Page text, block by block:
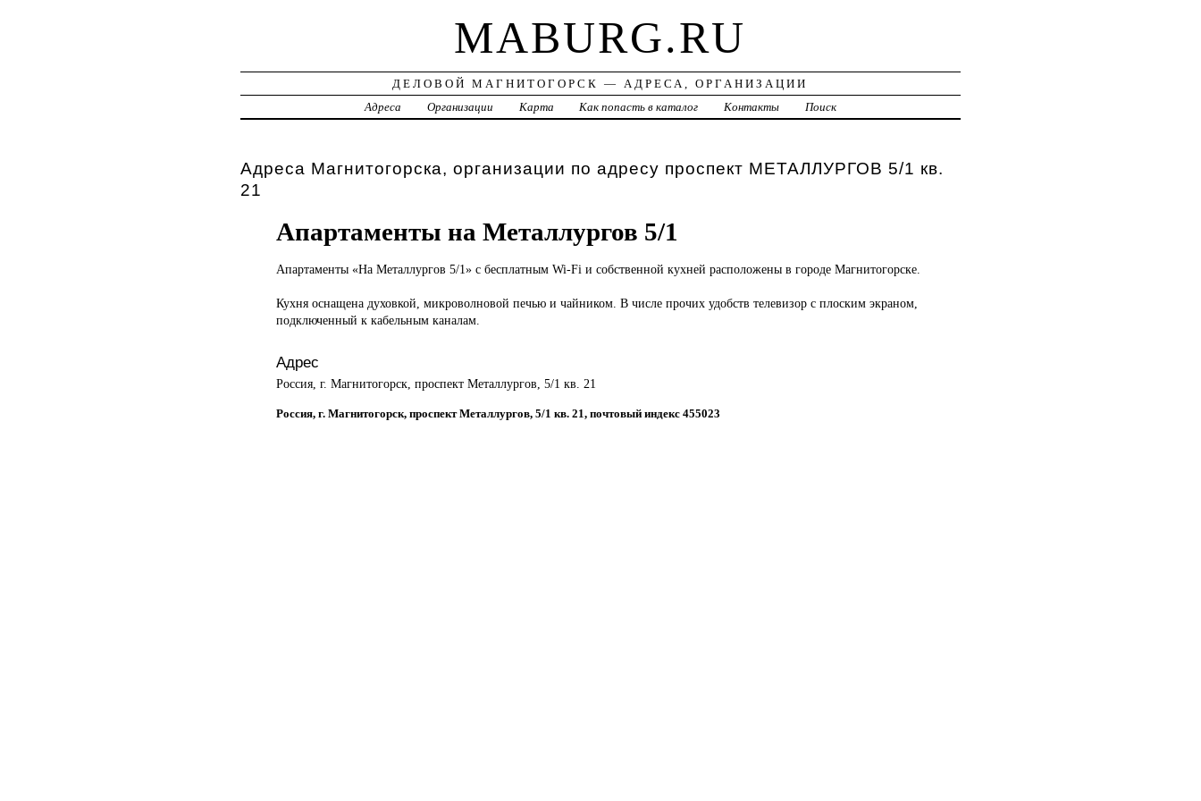
MABURG.RU
ДЕЛОВОЙ МАГНИТОГОРСК — АДРЕСА, ОРГАНИЗАЦИИ
Адреса
Организации Карта Как попасть в каталог Контакты Поиск
Адреса Магнитогорска, организации по адресу проспект МЕТАЛЛУРГОВ 5/1 кв.
21
Апартаменты на Металлургов 5/1
Апартаменты «На Металлургов 5/1» с бесплатным Wi-Fi и собственной кухней расположены в городе Магнитогорске.
Кухня оснащена духовкой, микроволновой печью и чайником. В числе прочих удобств телевизор с плоским экраном,
подключенный к кабельным каналам.
Адрес
Россия, г. Магнитогорск, проспект Металлургов, 5/1 кв. 21
Россия, г. Магнитогорск, проспект Металлургов, 5/1 кв. 21, почтовый индекс 455023